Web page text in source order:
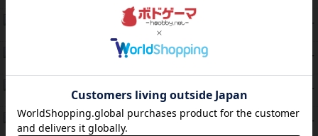
PT
スモールワールド
PT
PT
紹介文なし 1件の投稿
46 PT
ラピード
紹介文なし 1件の投稿